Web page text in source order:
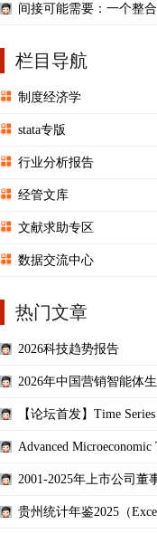
间接可能需要：一个整
栏目导航
制度经济学
stata专版
行业分析报告
经管文库
文献求助专区
数据交流中心
热门文章
2026科技趋势报告
2026年中国营销智能体
【论坛首发】Time
Advanced Microeconomic
2001-2025年上市公司董
贵州统计年鉴2025（